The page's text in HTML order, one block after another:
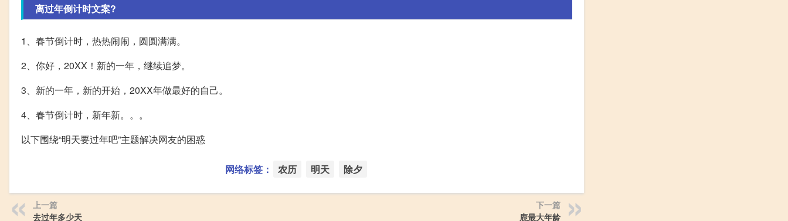
离过年倒计时文案?
1、春节倒计时，热热闹闹，圆圆满满。
2、你好，20XX！新的一年，继续追梦。
3、新的一年，新的开始，20XX年做最好的自己。
4、春节倒计时，新年新。。。
以下围绕“明天要过年吧”主题解决网友的困惑
网络标签： 农历 明天 除夕
上一篇
去过年多少天
下一篇
鹿最大年龄